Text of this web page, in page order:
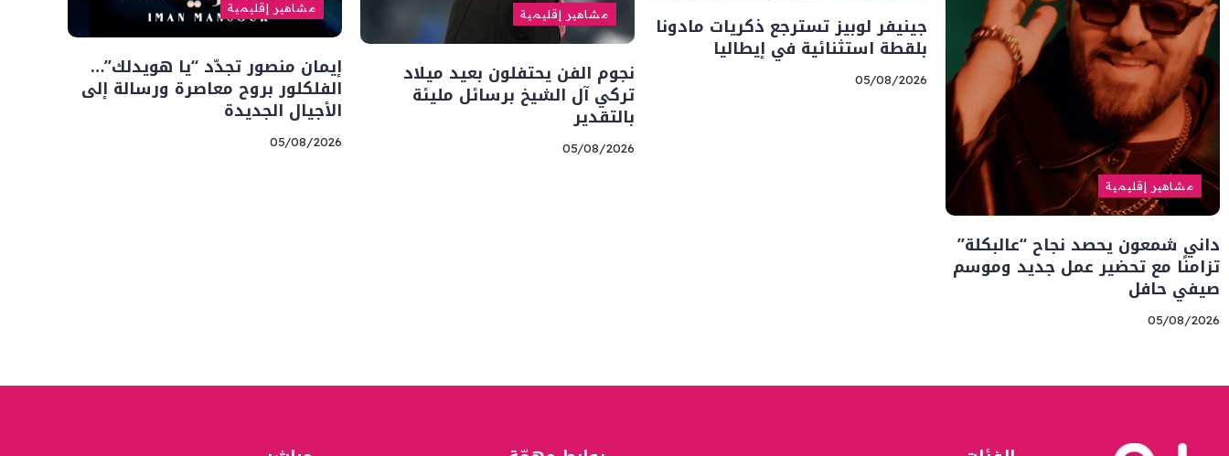
مشاهير إقليمية
داني شمعون يحصد نجاح “عالبكلة”
تزامنًا مع تحضير عمل جديد وموسم
صيفي حافل
05/08/2026
جينيفر لوبيز تسترجع ذكريات مادونا
بلقطة استثنائية في إيطاليا
05/08/2026
مشاهير إقليمية
نجوم الفن يحتفلون بعيد ميلاد
تركي آل الشيخ برسائل مليئة
بالتقدير
05/08/2026
مشاهير إقليمية
إيمان منصور تجدّد “يا هويدلك”…
الفلكلور بروح معاصرة ورسالة إلى
الأجيال الجديدة
05/08/2026